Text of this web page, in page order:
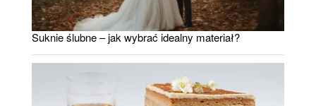
Suknie ślubne – jak wybrać idealny materiał?